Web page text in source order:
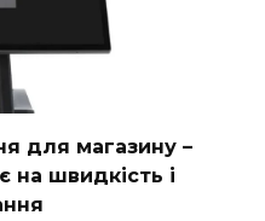
для магазину –
на швидкість і